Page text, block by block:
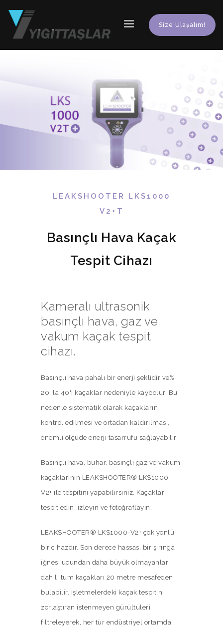
Size Ulaşalım!
LEAKSHOOTER LKS1000
V2+T
Basınçlı Hava Kaçak
Tespit Cihazı
Kameralı ultrasonik
basınçlı hava, gaz ve
vakum kaçak tespit
cihazı.
Basınçlı hava pahalı bir enerji şeklidir ve%
20 ila 40'ı kaçaklar nedeniyle kaybolur. Bu
nedenle sistematik olarak kaçakların
kontrol edilmesi ve ortadan kaldırılması,
önemli ölçüde enerji tasarrufu sağlayabilir.
Basınçlı hava, buhar, basınçlı gaz ve vakum
kaçaklarının LEAKSHOOTER® LKS1000-
V2+ ile tespitini yapabilirsiniz. Kaçakları
tespit edin, izleyin ve fotoğraflayın.
LEAKSHOOTER® LKS1000-V2+ çok yönlü
bir cihazdır. Son derece hassas, bir şırınga
iğnesi ucundan daha büyük olmayanlar
dahil, tüm kaçakları 20 metre mesafeden
bulabilir. İşletmelerdeki kaçak tespitini
zorlaştıran istenmeyen gürültüleri
filtreleyerek, her tür endüstriyel ortamda